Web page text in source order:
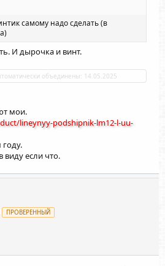
самому надо сделать (в
И дырочка и винт.
объединены: 14.05.2025
мои.
lineynyy-podshipnik-lm12-l-uu-
если что.
ПРОВЕРЕННЫЙ